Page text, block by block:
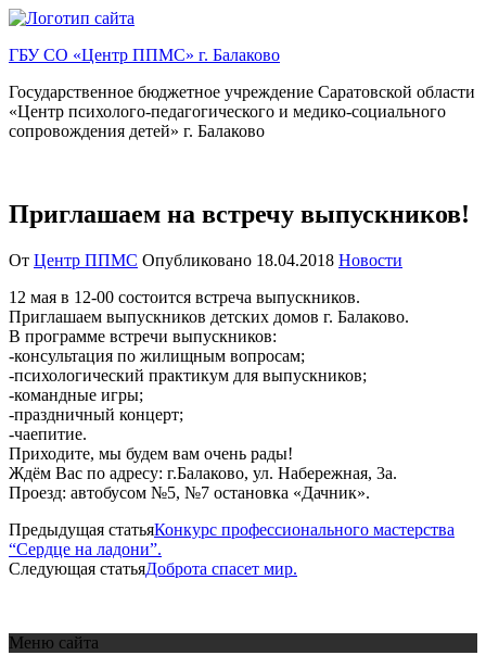
Перейти
содержимому
ГБУ СО «Центр ППМС» г. Балаково
Государственное бюджетное учреждение Саратовской области
«Центр психолого-педагогического и медико-социального
сопровождения детей» г. Балаково
Приглашаем на встречу выпускников!
От Центр ППМС Опубликовано 18.04.2018 Новости
12 мая в 12-00 состоится встреча выпускников.
Приглашаем выпускников детских домов г. Балаково.
В программе встречи выпускников:
-консультация по жилищным вопросам;
-психологический практикум для выпускников;
-командные игры;
-праздничный концерт;
-чаепитие.
Приходите, мы будем вам очень рады!
Ждём Вас по адресу: г.Балаково, ул. Набережная, 3а.
Проезд: автобусом №5, №7 остановка «Дачник».
Предыдущая статьяКонкурс профессионального мастерства
“Сердце на ладони”.
Следующая статьяДоброта спасет мир.
Меню сайта